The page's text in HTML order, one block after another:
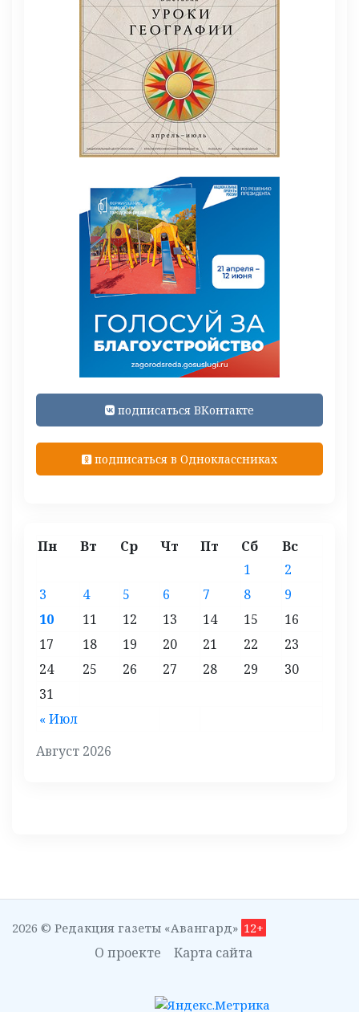
подписаться ВКонтакте
подписаться в Одноклассниках
Август 2026
Пн Вт Ср Чт Пт Сб Вс
« Июл
1
2
3
4 5 6 7 8
9
10
11 12 13 14 15
16
17
18 19 20 21 22
23
24
25 26 27 28 29
30
31
2026 © Редакция газеты «Авангард» 12+
О проекте Карта сайта